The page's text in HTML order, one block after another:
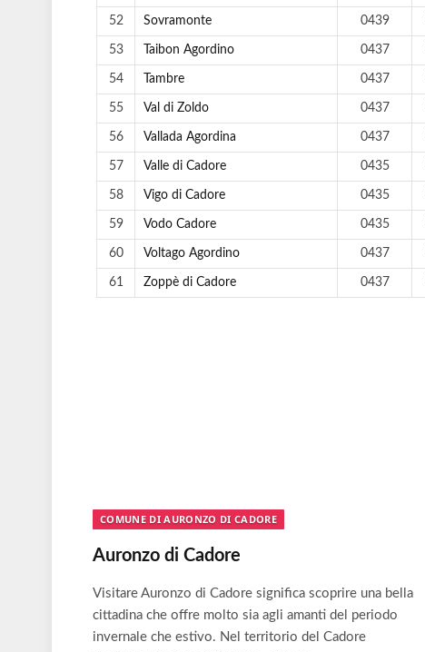
52 Sovramonte 0439
53 Taibon Agordino 0437
54 Tambre 0437
55 Val di Zoldo 0437
56 Vallada Agordina 0437
57 Valle di Cadore 0435
58 Vigo di Cadore 0435
59 Vodo Cadore 0435
60 Voltago Agordino 0437
61 Zoppè di Cadore 0437
COMUNE DI AURONZO DI CADORE
Auronzo di Cadore
Visitare Auronzo di Cadore significa scoprire una bella
cittadina che offre molto sia agli amanti del periodo
invernale che estivo. Nel territorio del Cadore